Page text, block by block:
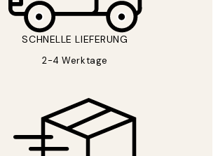
SCHNELLE LIEFERUNG
2-4 Werktage